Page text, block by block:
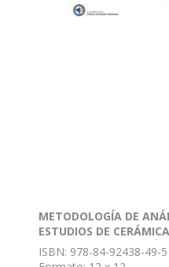
METODOLOGÍA DE
ESTUDIOS DE
MEDIEVAL DE LA
ISBN: 978-84-92438-49-5